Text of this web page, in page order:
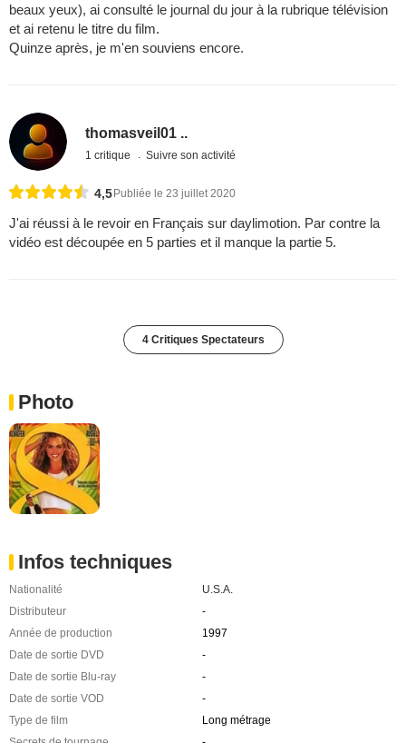
beaux yeux), ai consulté le journal du jour à la rubrique télévision
et ai retenu le titre du film.
Quinze après, je m'en souviens encore.
thomasveil01 ..
1 critique Suivre son activité
4,5 Publiée le 23 juillet 2020
J'ai réussi à le revoir en Français sur daylimotion. Par contre la
vidéo est découpée en 5 parties et il manque la partie 5.
4 Critiques Spectateurs
Photo
Infos techniques
Nationalité
U.S.A.
Distributeur
-
Année de production
1997
Date de sortie DVD
-
Date de sortie Blu-ray
-
Date de sortie VOD
-
Type de film
Long métrage